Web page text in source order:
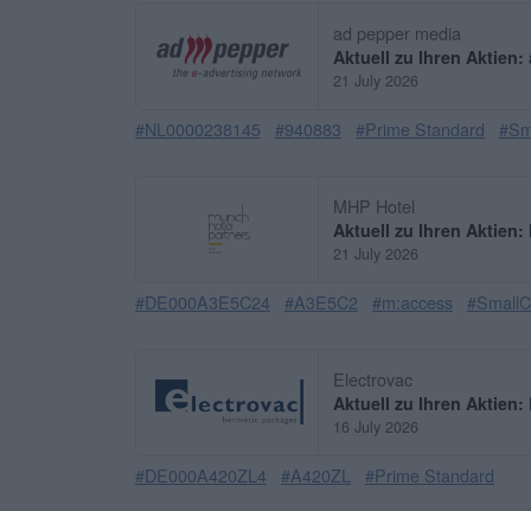
ad pepper media
Aktuell zu Ihren Aktien:
21 July 2026
#NL0000238145 #940883 #Prime Standard
MHP Hotel
Aktuell zu Ihren Aktien:
21 July 2026
#DE000A3E5C24 #A3E5C2 #m:access
Electrovac
Aktuell zu Ihren Aktien:
16 July 2026
#DE000A420ZL4 #A420ZL #Prime Standard